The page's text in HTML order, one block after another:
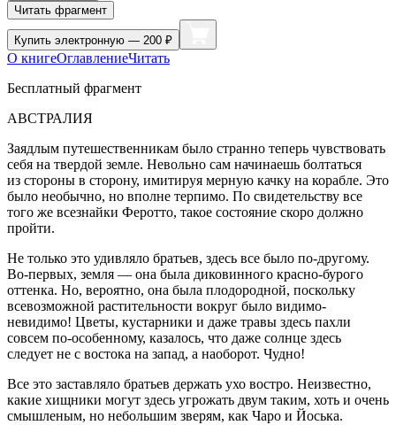
Читать фрагмент
Купить электронную — 200 ₽
О книгеОглавлениеЧитать
Бесплатный фрагмент
АВСТРАЛИЯ
Заядлым путешественникам было странно теперь чувствовать
себя на твердой земле. Невольно сам начинаешь болтаться
из стороны в сторону, имитируя мерную качку на корабле. Это
было необычно, но вполне терпимо. По свидетельству все
того же всезнайки Феротто, такое состояние скоро должно
пройти.
Не только это удивляло братьев, здесь все было по-другому.
Во-первых, земля — она была диковинного красно-бурого
оттенка. Но, вероятно, она была плодородной, поскольку
всевозможной растительности вокруг было видимо-
невидимо! Цветы, кустарники и даже травы здесь пахли
совсем по-особенному, казалось, что даже солнце здесь
следует не с востока на запад, а наоборот. Чудно!
Все это заставляло братьев держать ухо востро. Неизвестно,
какие хищники могут здесь угрожать двум таким, хоть и очень
смышленым, но небольшим зверям, как Чаро и Йоська.